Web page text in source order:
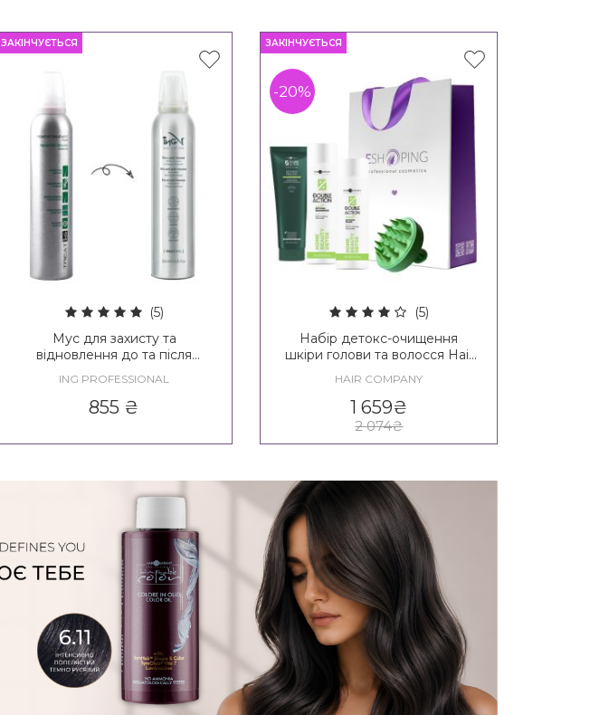
ЗАКІНЧУЄТЬСЯ
(5)
Мус для захисту та
відновлення до та після
Post Mousse
ING PROFESSIONAL
855 ₴
ЗАКІНЧУЄТЬСЯ
-20%
(5)
Набір детокс-очищення
шкіри голови та волосся Hair
Home Beauty Detox Kit
HAIR COMPANY
1 659₴
2 074₴